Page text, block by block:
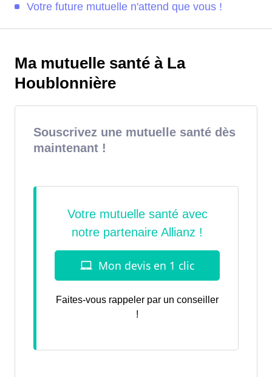
Votre future mutuelle n'attend que vous !
Ma mutuelle santé à La
Houblonnière
Souscrivez une mutuelle santé dès
maintenant !
Faites-vous rappeler par un conseiller
!